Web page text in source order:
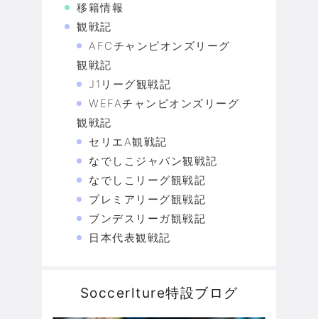
移籍情報
観戦記
AFCチャンピオンズリーグ
観戦記
J1リーグ観戦記
WEFAチャンピオンズリーグ
観戦記
セリエA観戦記
なでしこジャパン観戦記
なでしこリーグ観戦記
プレミアリーグ観戦記
ブンデスリーガ観戦記
日本代表観戦記
Soccerlture特設ブログ